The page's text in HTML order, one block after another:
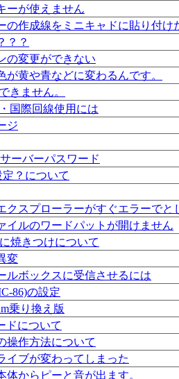
ーが使えません
の作成線をミニキャドに貼り付け
？？
の変更ができない
が黄や青などに変わるんです。
きません。
国際回線使用には
ジ
ーバーパスワード
？について
クスプローラーがすぐエラーでと
イルのワードパットが開けません
焼きつけについて
変
ルボックスに受信させるには
86)の設定
乗り換え版
ドについて
操作方法について
イブが変わってしまった
体からピーと音が出ます。